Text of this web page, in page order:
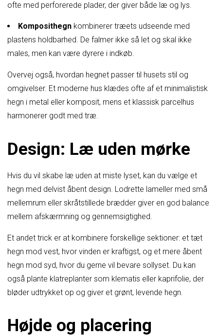
ofte med perforerede plader, der giver både læ og lys.
Komposithegn kombinerer træets udseende med
plastens holdbarhed. De falmer ikke så let og skal ikke
males, men kan være dyrere i indkøb.
Overvej også, hvordan hegnet passer til husets stil og
omgivelser. Et moderne hus klædes ofte af et minimalistisk
hegn i metal eller komposit, mens et klassisk parcelhus
harmonerer godt med træ.
Design: Læ uden mørke
Hvis du vil skabe læ uden at miste lyset, kan du vælge et
hegn med delvist åbent design. Lodrette lameller med små
mellemrum eller skråtstillede brædder giver en god balance
mellem afskærmning og gennemsigtighed.
Et andet trick er at kombinere forskellige sektioner: et tæt
hegn mod vest, hvor vinden er kraftigst, og et mere åbent
hegn mod syd, hvor du gerne vil bevare sollyset. Du kan
også plante klatreplanter som klematis eller kaprifolie, der
bløder udtrykket op og giver et grønt, levende hegn.
Højde og placering